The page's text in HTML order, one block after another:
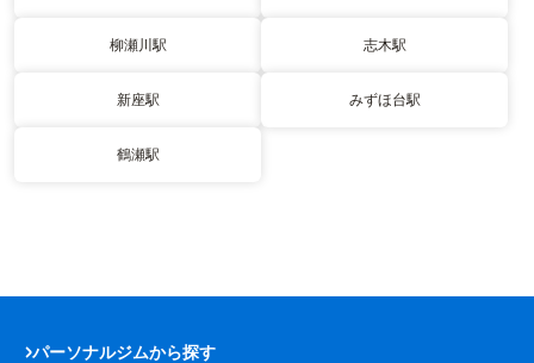
柳瀬川駅 志木駅
新座駅 みずほ台駅
鶴瀬駅
パーソナルジムから探す